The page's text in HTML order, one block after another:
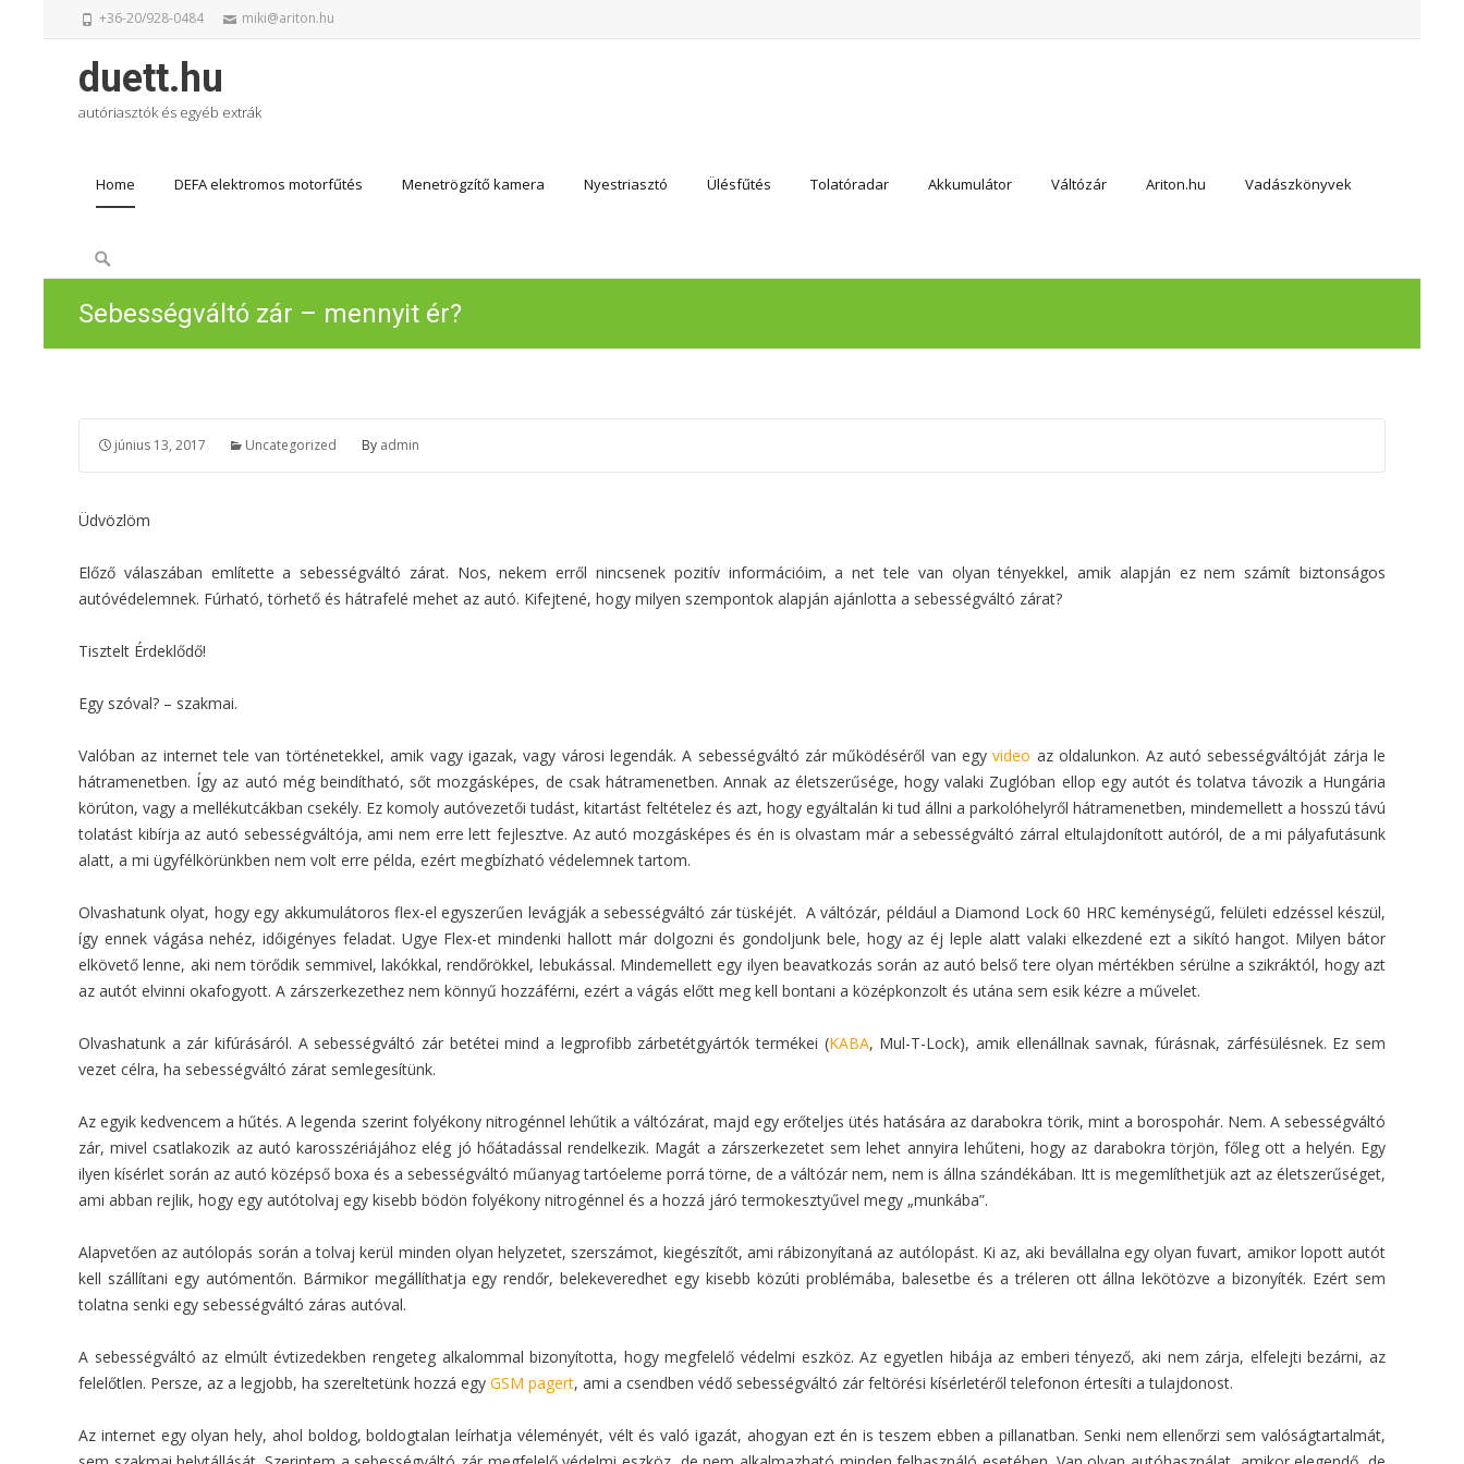
+36-20/928-0484 miki@ariton.hu
duett.hu
autóriasztók és egyéb extrák
Home DEFA elektromos motorfűtés Menetrögzítő kamera Nyestriasztó Ülésfűtés Tolatóradar Akkumulátor Váltózár Ariton.hu Vadászkönyvek
Search
for:
Sebességváltó zár – mennyit ér?
június 13, 2017 Uncategorized By admin
Üdvözlöm
Előző válaszában említette a sebességváltó zárat. Nos, nekem erről nincsenek pozitív információim, a net tele van olyan tényekkel, amik alapján ez nem számít biztonságos
autóvédelemnek. Fúrható, törhető és hátrafelé mehet az autó. Kifejtené, hogy milyen szempontok alapján ajánlotta a sebességváltó zárat?
Tisztelt Érdeklődő!
Egy szóval? – szakmai.
Valóban az internet tele van történetekkel, amik vagy igazak, vagy városi legendák. A sebességváltó zár működéséről van egyvideo az oldalunkon. Az autó sebességváltóját zárja le
hátramenetben. Így az autó még beindítható, sőt mozgásképes, de csak hátramenetben. Annak az életszerűsége, hogy valaki Zuglóban ellop egy autót és tolatva távozik a Hungária
körúton, vagy a mellékutcákban csekély. Ez komoly autóvezetői tudást, kitartást feltételez és azt, hogy egyáltalán ki tud állni a parkolóhelyről hátramenetben, mindemellett a hosszú távú
tolatást kibírja az autó sebességváltója, ami nem erre lett fejlesztve. Az autó mozgásképes és én is olvastam már a sebességváltó zárral eltulajdonított autóról, de a mi pályafutásunk
alatt, a mi ügyfélkörünkben nem volt erre példa, ezért megbízható védelemnek tartom.
Olvashatunk olyat, hogy egy akkumulátoros flex-el egyszerűen levágják a sebességváltó zár tüskéjét. A váltózár, például a Diamond Lock 60 HRC keménységű, felületi edzéssel készül,
így ennek vágása nehéz, időigényes feladat. Ugye Flex-et mindenki hallott már dolgozni és gondoljunk bele, hogy az éj leple alatt valaki elkezdené ezt a sikító hangot. Milyen bátor
elkövető lenne, aki nem törődik semmivel, lakókkal, rendőrökkel, lebukással. Mindemellett egy ilyen beavatkozás során az autó belső tere olyan mértékben sérülne a szikráktól, hogy azt
az autót elvinni okafogyott. A zárszerkezethez nem könnyű hozzáférni, ezért a vágás előtt meg kell bontani a középkonzolt és utána sem esik kézre a művelet.
Olvashatunk a zár kifúrásáról. A sebességváltó zár betétei mind a legprofibb zárbetétgyártók termékei (KABA, Mul-T-Lock), amik ellenállnak savnak, fúrásnak, zárfésülésnek. Ez sem
vezet célra, ha sebességváltó zárat semlegesítünk.
Az egyik kedvencem a hűtés. A legenda szerint folyékony nitrogénnel lehűtik a váltózárat, majd egy erőteljes ütés hatására az darabokra törik, mint a borospohár. Nem. A sebességváltó
zár, mivel csatlakozik az autó karosszériájához elég jó hőátadással rendelkezik. Magát a zárszerkezetet sem lehet annyira lehűteni, hogy az darabokra törjön, főleg ott a helyén. Egy
ilyen kísérlet során az autó középső boxa és a sebességváltó műanyag tartóeleme porrá törne, de a váltózár nem, nem is állna szándékában. Itt is megemlíthetjük azt az életszerűséget,
ami abban rejlik, hogy egy autótolvaj egy kisebb bödön folyékony nitrogénnel és a hozzá járó termokesztyűvel megy „munkába”.
Alapvetően az autólopás során a tolvaj kerül minden olyan helyzetet, szerszámot, kiegészítőt, ami rábizonyítaná az autólopást. Ki az, aki bevállalna egy olyan fuvart, amikor lopott autót
kell szállítani egy autómentőn. Bármikor megállíthatja egy rendőr, belekeveredhet egy kisebb közúti problémába, balesetbe és a tréleren ott állna lekötözve a bizonyíték. Ezért sem
tolatna senki egy sebességváltó záras autóval.
A sebességváltó az elmúlt évtizedekben rengeteg alkalommal bizonyította, hogy megfelelő védelmi eszköz. Az egyetlen hibája az emberi tényező, aki nem zárja, elfelejti bezárni, az
felelőtlen. Persze, az a legjobb, ha szereltetünk hozzá egy GSM pagert, ami a csendben védő sebességváltó zár feltörési kísérletéről telefonon értesíti a tulajdonost.
Az internet egy olyan hely, ahol boldog, boldogtalan leírhatja véleményét, vélt és való igazát, ahogyan ezt én is teszem ebben a pillanatban. Senki nem ellenőrzi sem valóságtartalmát,